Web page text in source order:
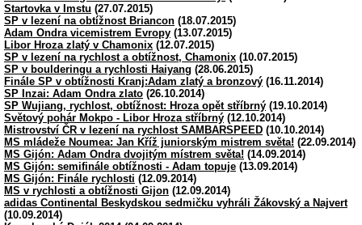
Startovka v Imstu (27.07.2015)
SP v lezení na obtížnost Briancon (18.07.2015)
Adam Ondra vicemistrem Evropy (13.07.2015)
Libor Hroza zlatý v Chamonix (12.07.2015)
SP v lezení na rychlost a obtížnost, Chamonix (10.07.2015)
SP v boulderingu a rychlosti Haiyang (28.06.2015)
Finále SP v obtížnosti Kranj:Adam zlatý a bronzový (16.11.2014)
SP Inzai: Adam Ondra zlato (26.10.2014)
SP Wujiang, rychlost, obtížnost: Hroza opět stříbrný (19.10.2014)
Světový pohár Mokpo - Libor Hroza stříbrný (12.10.2014)
Mistrovství ČR v lezení na rychlost SAMBARSPEED (10.10.2014)
MS mládeže Noumea: Jan Kříž juniorským mistrem světa! (22.09.2014)
MS Gijón: Adam Ondra dvojitým místrem světa! (14.09.2014)
MS Gijón: semifinále obtížnosti - Adam topuje (13.09.2014)
MS Gijón: Finále rychlosti (12.09.2014)
MS v rychlosti a obtížnosti Gijon (12.09.2014)
adidas Continental Beskydskou sedmičku vyhráli Žákovský a Najvert
(10.09.2014)